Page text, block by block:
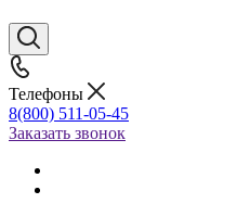
Телефоны
8(800) 511-05-45
Заказать звонок